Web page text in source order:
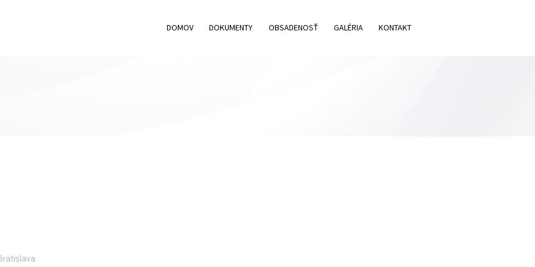
DOMOV DOKUMENTY OBSADENOSŤ GALÉRIA KONTAKT